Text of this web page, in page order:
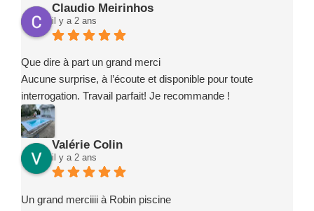
Claudio Meirinhos
il y a 2 ans
Que dire à part un grand merci
Aucune surprise, à l’écoute et disponible pour toute
interrogation. Travail parfait! Je recommande !
Valérie Colin
il y a 2 ans
Un grand merciiii à Robin piscine